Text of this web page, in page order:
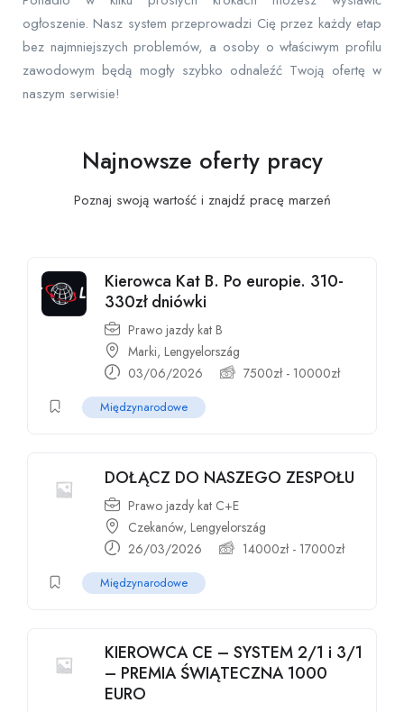
ogłoszenie. Nasz system przeprowadzi Cię przez każdy etap
bez najmniejszych problemów, a osoby o właściwym profilu
zawodowym będą mogły szybko odnaleźć Twoją ofertę w
naszym serwisie!
Najnowsze oferty pracy
Poznaj swoją wartość i znajdź pracę marzeń
Kierowca Kat B. Po europie. 310-
330zł dniówki
Prawo jazdy kat B
Marki, Lengyelország
03/06/2026
7500zł- 10000zł
Międzynarodowe
DOŁĄCZ DO NASZEGO ZESPOŁU
Prawo jazdy kat C+E
Czekanów, Lengyelország
26/03/2026
14000zł- 17000zł
Międzynarodowe
KIEROWCA CE – SYSTEM 2/1 i 3/1
– PREMIA ŚWIĄTECZNA 1000
EURO